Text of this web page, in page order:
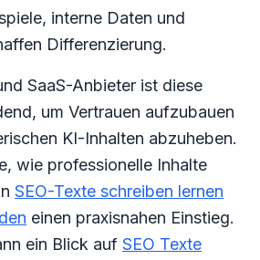
interne Daten und
Differenzierung.
SaaS-Anbieter ist diese
um Vertrauen aufzubauen
KI-Inhalten abzuheben.
wie professionelle Inhalte
SEO-Texte schreiben lernen
einen praxisnahen Einstieg.
ein Blick auf SEO Texte